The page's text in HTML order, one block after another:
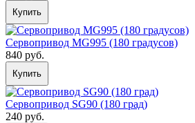
Купить
Сервопривод MG995 (180 градусов)
840 руб.
Купить
Сервопривод SG90 (180 град)
240 руб.